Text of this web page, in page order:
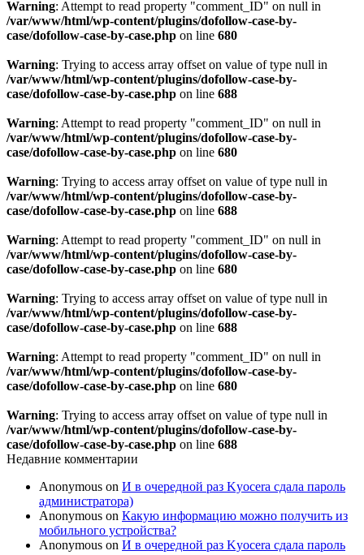
Warning: Attempt to read property "comment_ID" on null in
/var/www/html/wp-content/plugins/dofollow-case-by-
case/dofollow-case-by-case.php on line 680
Warning: Trying to access array offset on value of type null in
/var/www/html/wp-content/plugins/dofollow-case-by-
case/dofollow-case-by-case.php on line 688
Warning: Attempt to read property "comment_ID" on null in
/var/www/html/wp-content/plugins/dofollow-case-by-
case/dofollow-case-by-case.php on line 680
Warning: Trying to access array offset on value of type null in
/var/www/html/wp-content/plugins/dofollow-case-by-
case/dofollow-case-by-case.php on line 688
Warning: Attempt to read property "comment_ID" on null in
/var/www/html/wp-content/plugins/dofollow-case-by-
case/dofollow-case-by-case.php on line 680
Warning: Trying to access array offset on value of type null in
/var/www/html/wp-content/plugins/dofollow-case-by-
case/dofollow-case-by-case.php on line 688
Warning: Attempt to read property "comment_ID" on null in
/var/www/html/wp-content/plugins/dofollow-case-by-
case/dofollow-case-by-case.php on line 680
Warning: Trying to access array offset on value of type null in
/var/www/html/wp-content/plugins/dofollow-case-by-
case/dofollow-case-by-case.php on line 688
Недавние комментарии
Anonymous on И в очередной раз Kyocera сдала пароль
администратора)
Anonymous on Какую информацию можно получить из
мобильного устройства?
Anonymous on И в очередной раз Kyocera сдала пароль